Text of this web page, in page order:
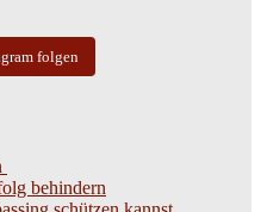
folgen
behindern